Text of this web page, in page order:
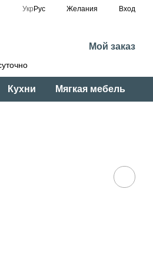
Укр Рус Желания Вход
Мой заказ
Кухни Мягкая мебель